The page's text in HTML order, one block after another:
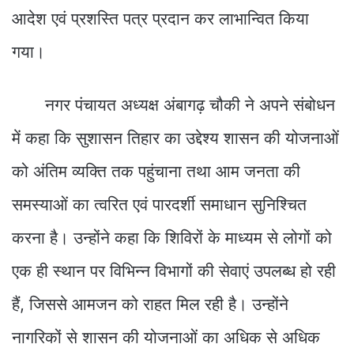
आदेश एवं प्रशस्ति पत्र प्रदान कर लाभान्वित किया
गया।
नगर पंचायत अध्यक्ष अंबागढ़ चौकी ने अपने संबोधन
में कहा कि सुशासन तिहार का उद्देश्य शासन की योजनाओं
को अंतिम व्यक्ति तक पहुंचाना तथा आम जनता की
समस्याओं का त्वरित एवं पारदर्शी समाधान सुनिश्चित
करना है। उन्होंने कहा कि शिविरों के माध्यम से लोगों को
एक ही स्थान पर विभिन्न विभागों की सेवाएं उपलब्ध हो रही
हैं, जिससे आमजन को राहत मिल रही है। उन्होंने
नागरिकों से शासन की योजनाओं का अधिक से अधिक